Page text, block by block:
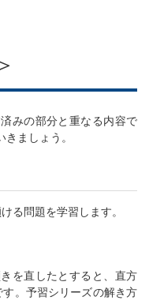
みの部分と重なる内容で
ましょう。
る問題を学習します。
を直したとすると、直方
。予習シリーズの解き方